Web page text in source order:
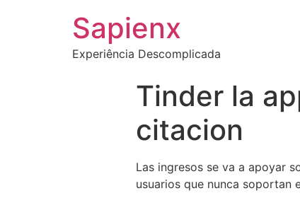
Sapienx
Experiência Descomplicada
Tinder la
citacion
Las ingresos se va a apoyar
usuarios que nunca soportan